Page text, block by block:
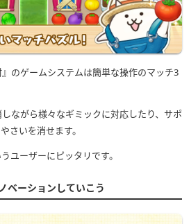
』のゲームシステムは簡単な操作のマッチ3
ながら様々なギミックに対応したり、サポ
さいを消せます。
ユーザーにピッタリです。
ベーションしていこう